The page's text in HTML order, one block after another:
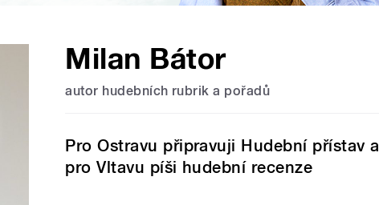
Milan Bátor
autor hudebních rubrik a pořadů
Pro Ostravu připravuji Hudební přístav a
pro Vltavu píši hudební recenze